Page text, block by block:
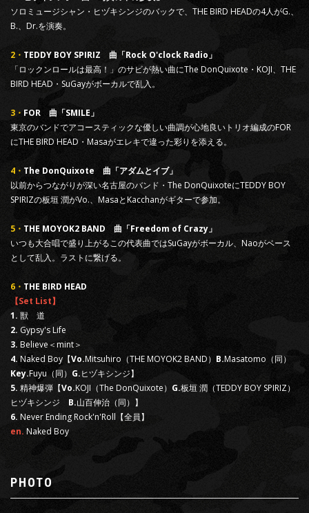
ソロミュージシャン・ヒヅキシンジのバックで、THE BIRD HEADの4人がG.、
B.、Dr.を演奏。
2・ TEDDY BOY SPIRIZ 曲「Rock O'clock Radio」
「ロックンロールは最高！」のサビが熱い曲にThe DonQuixote・KOJI、THE
BIRD HEAD・SuGayがボーカルで乱入。
3・ FOR 曲「SMILE」
東京のバンドでアコースティックな優しい曲調が心地良いトリオ編成のFOR
にTHE BIRD HEAD・Masaがエレキで違った彩りを添える。
4・ The DonQuixote 曲「アダムとイブ」
以前からつながりが深い名古屋のバンド・The DonQuixoteにTEDDY BOY
SPIRIZの板垣 潤がVo.、MasaとKacchanがギターで参加。
5・ THE MOYOK2 BAND 曲「Freedom of Crazy」
いつも大合唱で盛り上がるこの代表曲ではSuGayがボーカル、Naoがベース
として乱入。ラストに繋げる。
6・ THE BIRD HEAD
【Set List】
1. 獣 道
2. Gypsy's Life
3. Believe＜mint＞
4. Naked Boy【Vo.Mitsuhiro（THE MOYOK2 BAND） B.Masatomo（同）
Key.Fuyu（同） G.ヒヅキシンジ】
5. 精神爆弾【Vo.KOJI（The DonQuixote） G.板垣 潤（TEDDY BOY SPIRIZ）
ヒヅキシンジ B.山百伸治（同）】
6. Never Ending Rock'n'Roll【全員】
en. Naked Boy
PHOTO